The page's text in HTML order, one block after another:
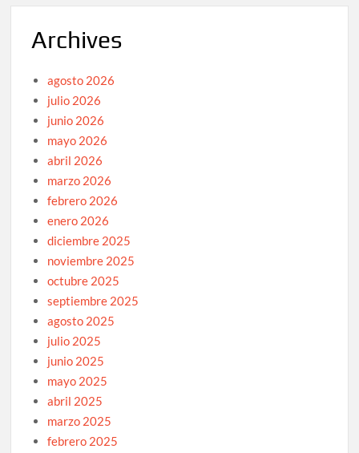
Archives
agosto 2026
julio 2026
junio 2026
mayo 2026
abril 2026
marzo 2026
febrero 2026
enero 2026
diciembre 2025
noviembre 2025
octubre 2025
septiembre 2025
agosto 2025
julio 2025
junio 2025
mayo 2025
abril 2025
marzo 2025
febrero 2025